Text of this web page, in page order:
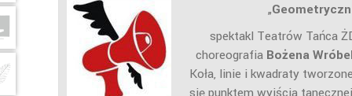
„
spektakl Teatrów Tańca
choreografia Bożena
Koła, linie i kwadraty